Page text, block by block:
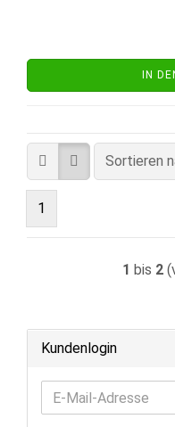
IN
Sortieren
Sortieren
1
1 bis 2
Kundenlogin
E-
Mail-